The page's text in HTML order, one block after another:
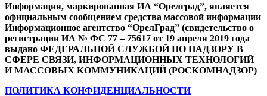
Информация, маркированная ИА “Орелград”, является
официальным сообщением средства массовой информации
Информационное агентство “ОрелГрад” (свидетельство о
регистрации ИА № ФС 77 – 75617 от 19 апреля 2019 года
выдано ФЕДЕРАЛЬНОЙ СЛУЖБОЙ ПО НАДЗОРУ В
СФЕРЕ СВЯЗИ, ИНФОРМАЦИОННЫХ ТЕХНОЛОГИЙ
И МАССОВЫХ КОММУНИКАЦИЙ (РОСКОМНАДЗОР)
ПОЛИТИКА КОНФИДЕНЦИАЛЬНОСТИ